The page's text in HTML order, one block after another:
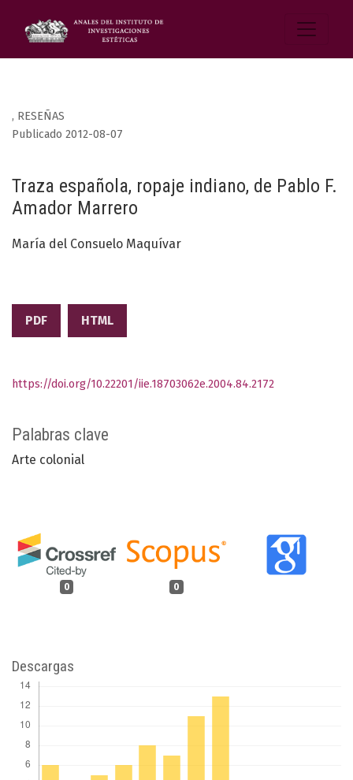
, RESEÑAS
Traza española, ropaje indiano, de Pablo F.
Amador Marrero
Publicado 2012-08-07
María del Consuelo Maquívar
PDF HTML
Palabras clave
Arte colonial
0 0
https://doi.org/10.22201/iie.18703062e.2004.84.2172
Descargas